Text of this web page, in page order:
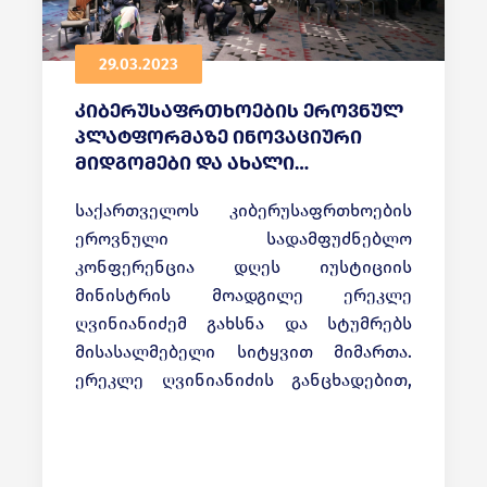
29.03.2023
კიბერუსაფრთხოების ეროვნულ
პლატფორმაზე ინოვაციური
მიდგომები და ახალი
საქართველოს კიბერუსაფრთხოების
ეროვნული სადამფუძნებლო
კონფერენცია დღეს იუსტიციის
მინისტრის მოადგილე ერეკლე
ღვინიანიძემ გახსნა და სტუმრებს
მისასალმებელი სიტყვით მიმართა.
ერეკლე ღვინიანიძის განცხადებით,